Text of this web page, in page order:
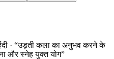
· “उड़ती कला का अनुभव करने के
और स्नेह युक्त योग”